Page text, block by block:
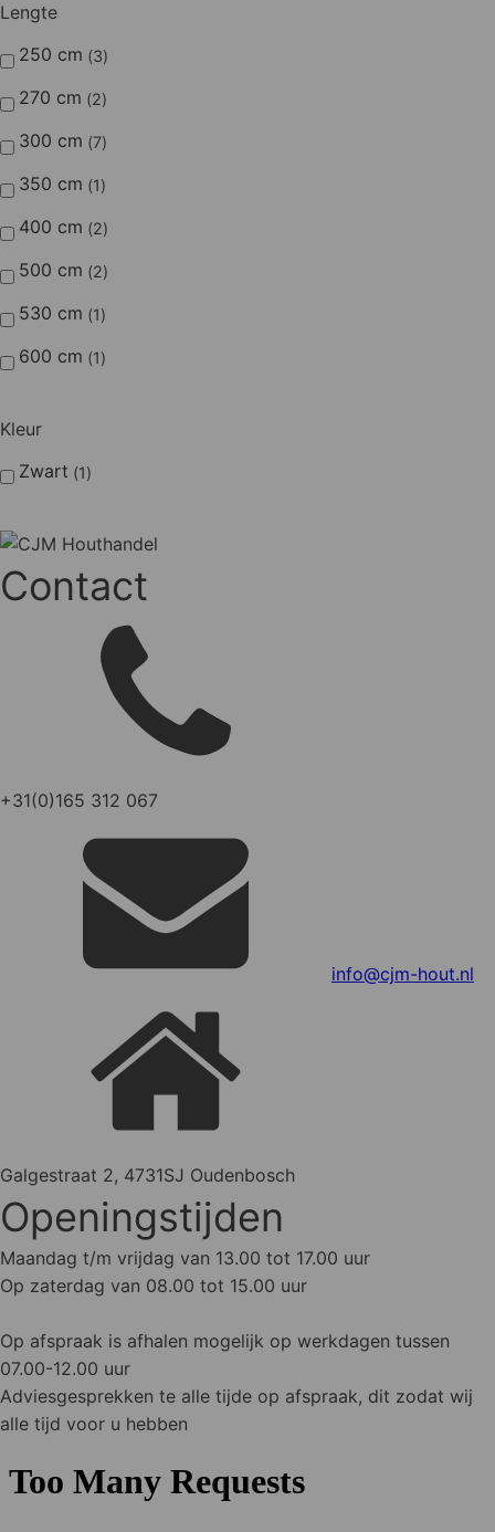
Lengte
250 cm
3
270 cm 2
300 cm 7
350 cm 1
400 cm 2
500 cm 2
530 cm 1
600 cm 1
Kleur
Zwart
1
Contact
+31(0)165 312 067
info@cjm-hout.nl
Galgestraat 2, 4731SJ Oudenbosch
Openingstijden
Maandag t/m vrijdag van 13.00 tot 17.00 uur
Op zaterdag van 08.00 tot 15.00 uur
Op afspraak is afhalen mogelijk op werkdagen tussen
07.00-12.00 uur
Adviesgesprekken te alle tijde op afspraak, dit zodat wij
alle tijd voor u hebben